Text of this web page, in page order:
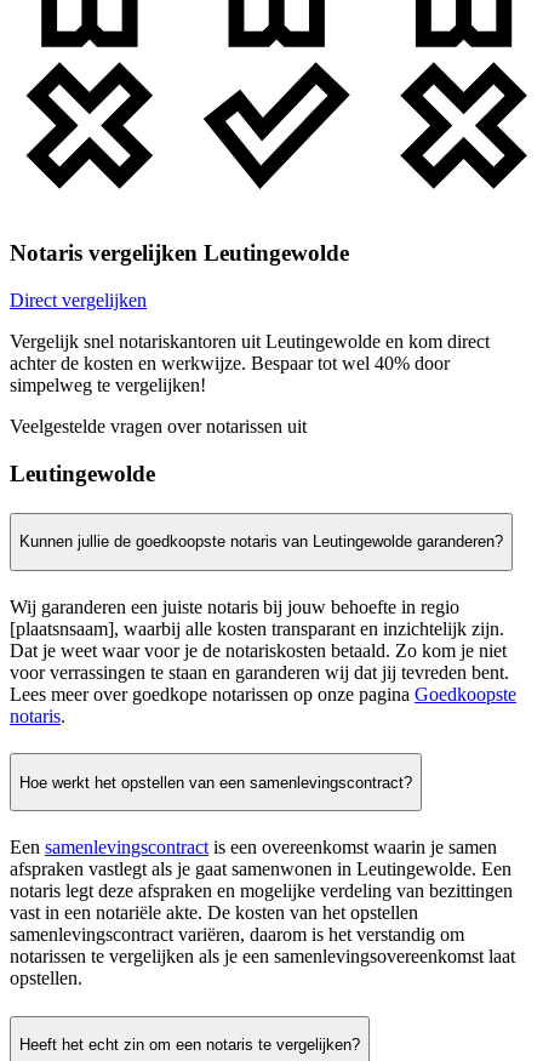
Notaris vergelijken Leutingewolde
Direct vergelijken
Vergelijk snel notariskantoren uit Leutingewolde en kom direct
achter de kosten en werkwijze. Bespaar tot wel 40% door
simpelweg te vergelijken!
Veelgestelde vragen over notarissen uit
Leutingewolde
Kunnen jullie de goedkoopste notaris van Leutingewolde garanderen?
Wij garanderen een juiste notaris bij jouw behoefte in regio
[plaatsnsaam], waarbij alle kosten transparant en inzichtelijk zijn.
Dat je weet waar voor je de notariskosten betaald. Zo kom je niet
voor verrassingen te staan en garanderen wij dat jij tevreden bent.
Lees meer over goedkope notarissen op onze pagina Goedkoopste
notaris.
Hoe werkt het opstellen van een samenlevingscontract?
Een samenlevingscontract is een overeenkomst waarin je samen
afspraken vastlegt als je gaat samenwonen in Leutingewolde. Een
notaris legt deze afspraken en mogelijke verdeling van bezittingen
vast in een notariële akte. De kosten van het opstellen
samenlevingscontract variëren, daarom is het verstandig om
notarissen te vergelijken als je een samenlevingsovereenkomst laat
opstellen.
Heeft het echt zin om een notaris te vergelijken?